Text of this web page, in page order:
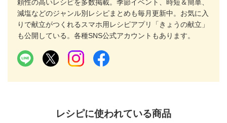
頼性の高いレシピを多数掲載。季節イベント、時短＆簡単、
減塩などのジャンル別レシピまとめも毎月更新中。お気に入
りで献立がつくれるスマホ用レシピアプリ「きょうの献立」
も公開している。各種SNS公式アカウントもあります。
レシピに使われている商品